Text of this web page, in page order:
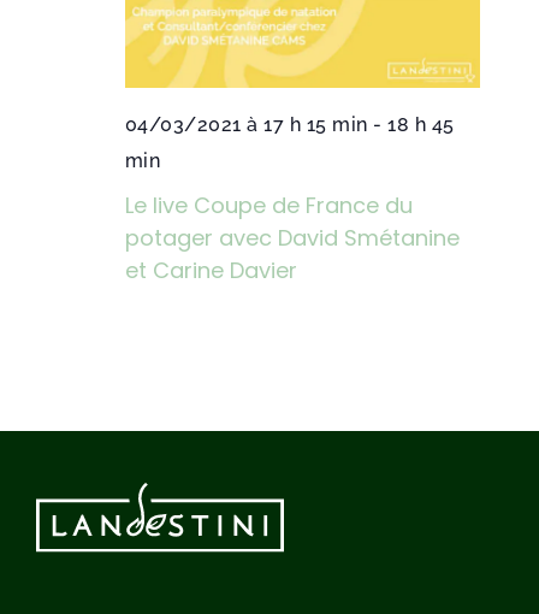
04/03/2021 à 17 h 15 min - 18 h 45
min
Le live Coupe de France du
potager avec David Smétanine
et Carine Davier